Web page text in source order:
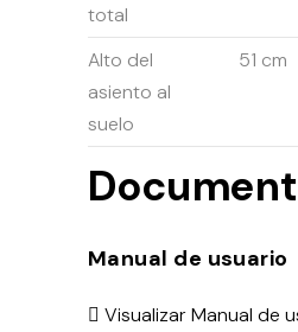
total
Alto del
asiento al
suelo
51 cm
Manual de usuario
Visualizar Manual de